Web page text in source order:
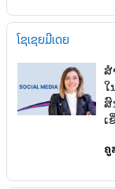
ໂຊເຊຍມີເດຍ
ສ
ໃ
ສົ
ເ